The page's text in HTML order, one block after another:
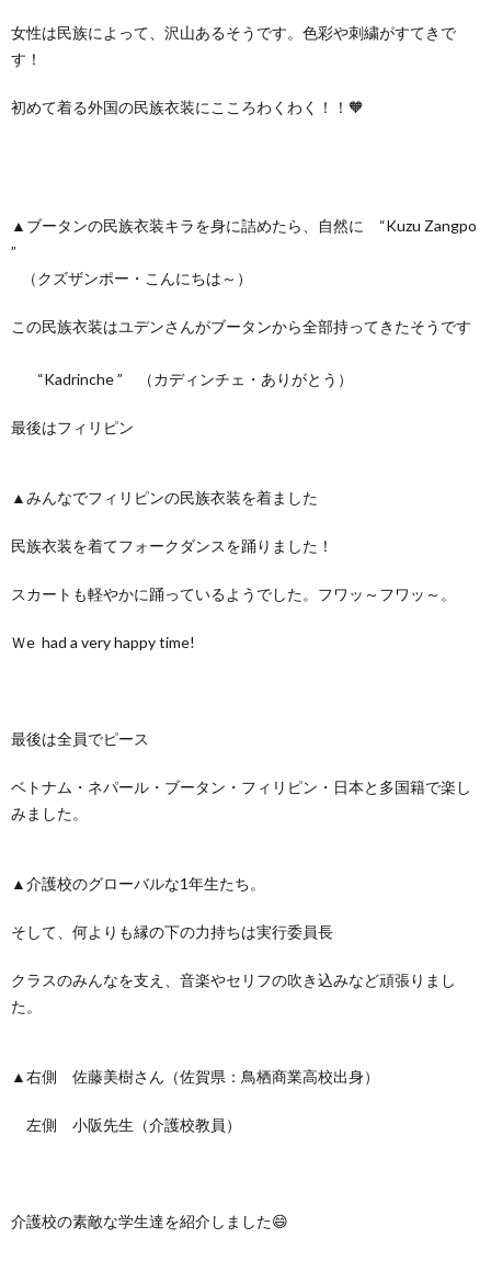
女性は民族によって、沢山あるそうです。色彩や刺繍がすてきで
す！
初めて着る外国の民族衣装にこころわくわく！！🧡
▲ブータンの民族衣装キラを身に詰めたら、自然に “Kuzu Zangpo
”
（クズザンポー・こんにちは～）
この民族衣装はユデンさんがブータンから全部持ってきたそうです
“Kadrinche ” （カディンチェ・ありがとう）
最後はフィリピン
▲みんなでフィリピンの民族衣装を着ました
民族衣装を着てフォークダンスを踊りました！
スカートも軽やかに踊っているようでした。フワッ～フワッ～。
Ｗe had a very happy time!
最後は全員でピース
ベトナム・ネパール・ブータン・フィリピン・日本と多国籍で楽し
みました。
▲介護校のグローバルな1年生たち。
そして、何よりも縁の下の力持ちは実行委員長
クラスのみんなを支え、音楽やセリフの吹き込みなど頑張りまし
た。
▲右側 佐藤美樹さん（佐賀県：鳥栖商業高校出身）
左側 小阪先生（介護校教員）
介護校の素敵な学生達を紹介しました😄